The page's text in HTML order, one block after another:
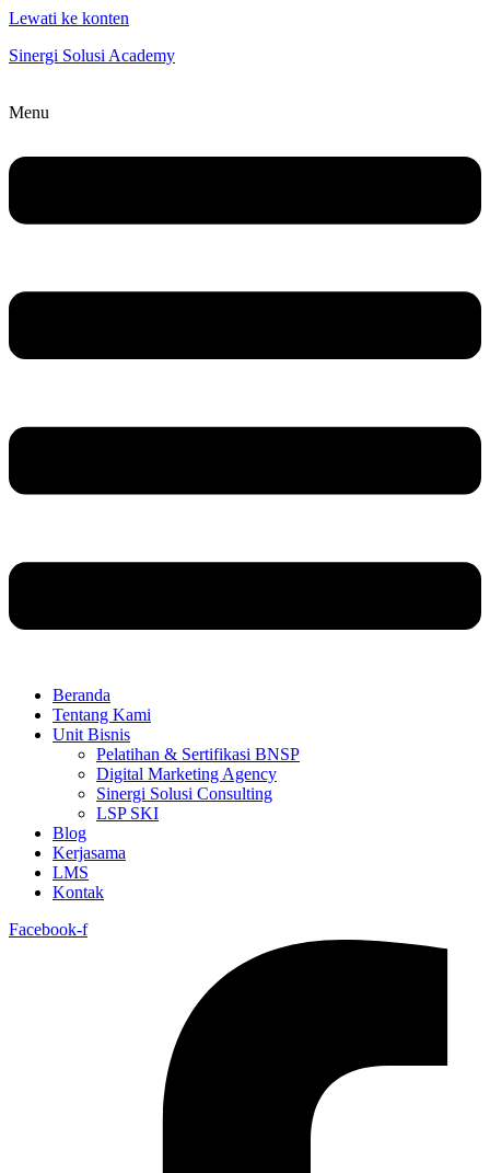
Lewati ke konten
Sinergi Solusi Academy
Menu
Beranda
Tentang Kami
Unit Bisnis
Pelatihan & Sertifikasi BNSP
Digital Marketing Agency
Sinergi Solusi Consulting
LSP SKI
Blog
Kerjasama
LMS
Kontak
Facebook-f